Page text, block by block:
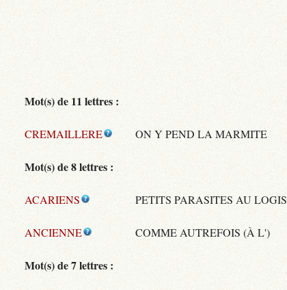
Mot(s) de 11 lettres :
CREMAILLERE ON Y PEND LA MARMITE
Mot(s) de 8 lettres :
ACARIENS PETITS PARASITES AU LOGIS
ANCIENNE COMME AUTREFOIS (À L')
Mot(s) de 7 lettres :